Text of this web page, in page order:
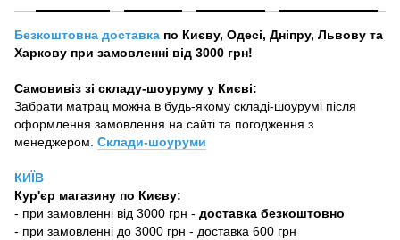
Безкоштовна доставка по Києву, Одесі, Дніпру, Львову та
Харкову при замовленні від 3000 грн!
Самовивіз зі складу-шоуруму у Києві:
Забрати матрац можна в будь-якому складі-шоурумі після
оформлення замовлення на сайті та погодження з
менеджером. Склади-шоуруми
КИЇВ
Кур'єр магазину по Києву:
- при замовленні від 3000 грн - доставка безкоштовно
- при замовленні до 3000 грн - доставка 600 грн